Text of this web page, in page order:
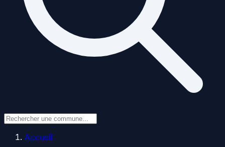
Accueil